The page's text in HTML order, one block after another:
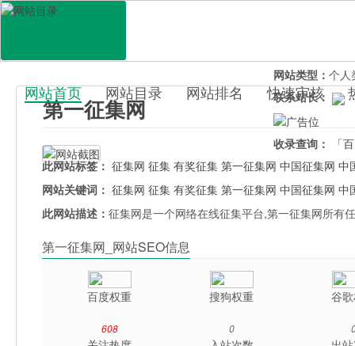
百科目录
网站首页 网站目录 网站排名 快速审核
第一征集网
网站类型： 个人
联系站长：
收录查询：
「
此网站标签： 征集网 征集 有奖征集 第一征集网 中国征集网 中
网站关键词： 征集网 征集 有奖征集 第一征集网 中国征集网 中
此网站描述：征集网是一个网络在线征集平台,第一征集网所有
第一征集网_网站SEO信息
百度权重 搜狗权重 谷
608 0